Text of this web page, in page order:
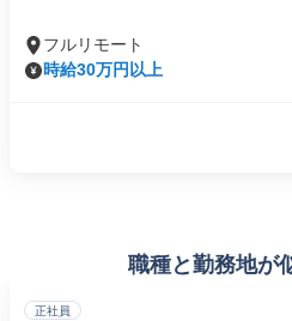
フルリモート
時給30万円以上
職種と勤務地が
正社員